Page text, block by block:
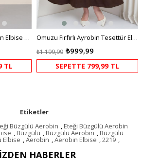
Büzgülü Düğmeli Aerobin Elbise Krem
TL
Omuzu Fırfırlı Ayrobin Tesettür Elbise Kahverengi HM2062
₺999,99
₺1.199,99
SEPETTE 799,99 TL
Etiketler
Büzgülü Aerobin Eteği Büzgülü Aerobin
Büzgülü Büzgülü Aerobin Büzgülü
Elbise Aerobin Aerobin Elbise 2219
HABERLER